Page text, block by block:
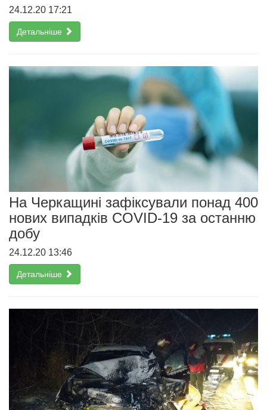
24.12.20 17:21
Детальніше
На Черкащині зафіксували понад 400
нових випадків COVID-19 за останню
добу
24.12.20 13:46
Детальніше